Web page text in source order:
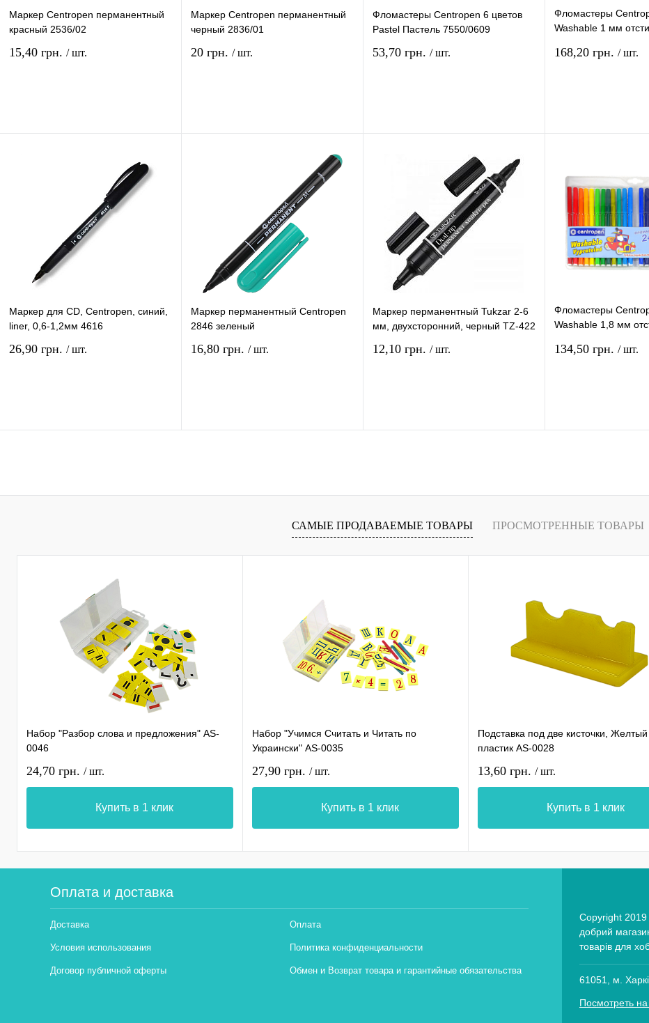
Маркер Centropen перманентный
красный 2536/02
15,40 грн. / шт.
наличии
Маркер Centropen перманентный
черный 2836/01
20 грн. / шт.
В
наличии
Фломастеры Centropen 6 цветов
Pastel Пастель 7550/0609
53,70 грн. / шт.
наличии
Фломастеры
Washable 1 мм
168,20 грн. / шт.
Маркер для CD, Centropen, синий,
liner, 0,6-1,2мм 4616
26,90 грн. / шт.
Маркер перманентный Centropen
2846 зеленый
16,80 грн. / шт.
Маркер перманентный Tukzar 2-6
мм, двухсторонний, черный TZ-422
12,10 грн. / шт.
Фломастеры
Washable 1,8 мм
134,50 грн. / шт.
САМЫЕ ПРОДАВАЕМЫЕ ТОВАРЫ ПРОСМОТРЕННЫЕ ТОВАРЫ
Набор "Разбор слова и предложения" AS-
0046
24,70 грн. / шт.
Купить в 1 клик
Набор "Учимся Считать и Читать по
Украински" AS-0035
27,90 грн. / шт.
Купить в 1 клик
Подставка под две кисточки, Желтый
пластик AS-0028
13,60 грн. / шт.
Купить в 1 клик
Оплата и доставка
Доставка Оплата
Условия использования Политика конфиденциальности
Договор публичной оферты Обмен и Возврат товара и гарантийные обязательства
Copyright
добрий
товарів для
61051, м.
Посмотреть на